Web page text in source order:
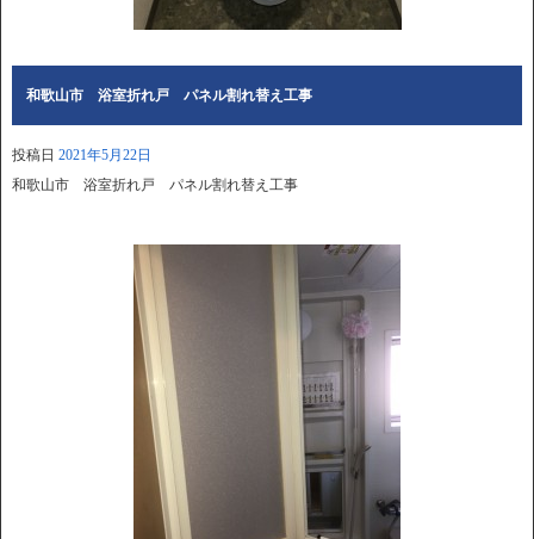
和歌山市 浴室折れ戸 パネル割れ替え工事
投稿日 2021年5月22日
和歌山市 浴室折れ戸 パネル割れ替え工事